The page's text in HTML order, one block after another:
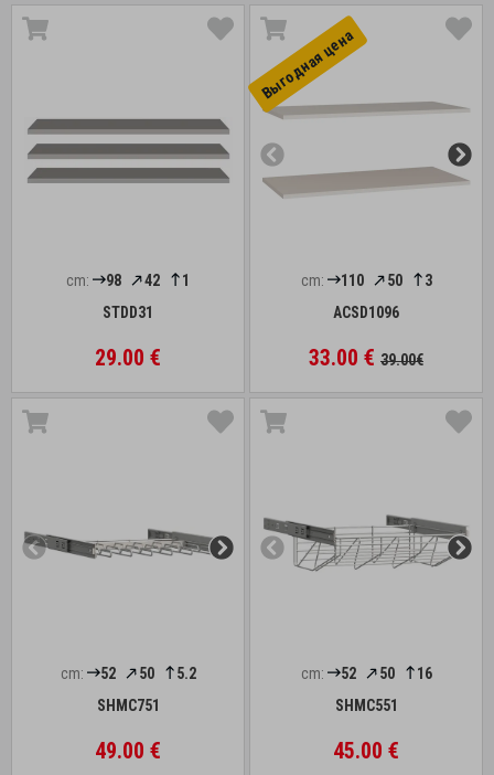
cm: 98 42
1
STDD31
29.00 €
Выгоднaя цена
cm: 110 50
3
ACSD1096
33.00 € 39.00€
cm: 52 50
5.2
SHMC751
49.00 €
cm: 52 50
16
SHMC551
45.00 €